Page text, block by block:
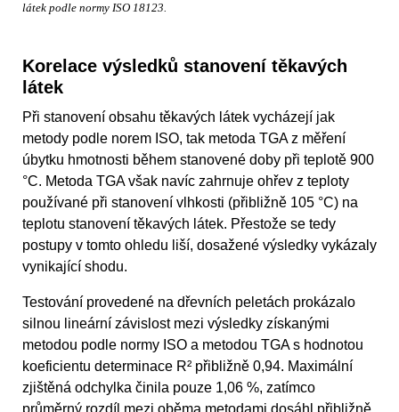
látek podle normy ISO 18123.
Korelace výsledků stanovení těkavých
látek
Při stanovení obsahu těkavých látek vycházejí jak
metody podle norem ISO, tak metoda TGA z měření
úbytku hmotnosti během stanovené doby při teplotě 900
°C. Metoda TGA však navíc zahrnuje ohřev z teploty
používané při stanovení vlhkosti (přibližně 105 °C) na
teplotu stanovení těkavých látek. Přestože se tedy
postupy v tomto ohledu liší, dosažené výsledky vykázaly
vynikající shodu.
Testování provedené na dřevních peletách prokázalo
silnou lineární závislost mezi výsledky získanými
metodou podle normy ISO a metodou TGA s hodnotou
koeficientu determinace R² přibližně 0,94. Maximální
zjištěná odchylka činila pouze 1,06 %, zatímco
průměrný rozdíl mezi oběma metodami dosáhl přibližně